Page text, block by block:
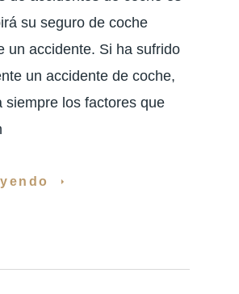
su seguro de coche
un accidente. Si ha sufrido
un accidente de coche,
siempre los factores que